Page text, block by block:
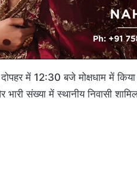
में 12:30 बजे मोक्षधाम में
भारी संख्या में स्थानीय निवासी